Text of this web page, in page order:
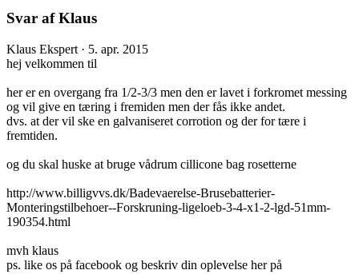
Svar af Klaus
Klaus Ekspert · 5. apr. 2015
hej velkommen til
her er en overgang fra 1/2-3/3 men den er lavet i forkromet messing
og vil give en tæring i fremiden men der fås ikke andet.
dvs. at der vil ske en galvaniseret corrotion og der for tære i
fremtiden.
og du skal huske at bruge vådrum cillicone bag rosetterne
http://www.billigvvs.dk/Badevaerelse-Brusebatterier-
Monteringstilbehoer--Forskruning-ligeloeb-3-4-x1-2-lgd-51mm-
190354.html
mvh klaus
ps. like os på facebook og beskriv din oplevelse her på